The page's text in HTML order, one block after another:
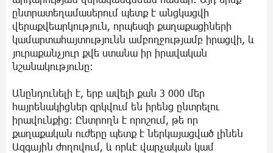
ընտրատեղամասերում պետք է անցկացվի
վերաքվեարկություն, որպեսզի քաղաքացիների
կամարտահայտությունն ամբողջությամբ իրացվի, և
յուրաքանչյուր քվե ստանա իր իրավական
նշանակությունը։
Անընդունելի է, երբ ավելի քան 3 000 մեր
հայրենակիցներ զրկվում են իրենց ընտրելու
իրավունքից։ Ընտրողն է որոշում, թե որ
քաղաքական ուժերը պետք է ներկայացված լինեն
Ազգային ժողովում, և որևէ վարչական կամ